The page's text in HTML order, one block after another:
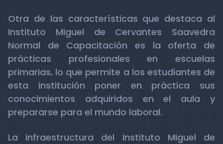
Otra de las características que destaca al
Instituto Miguel de Cervantes Saavedra
Normal de Capacitación es la oferta de
prácticas profesionales en escuelas
primarias, lo que permite a los estudiantes de
esta institución poner en práctica sus
conocimientos adquiridos en el aula y
prepararse para el mundo laboral.
La infraestructura del Instituto Miguel de